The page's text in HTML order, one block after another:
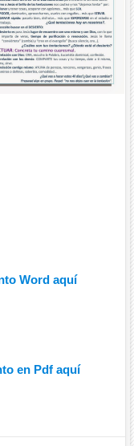
Word aquí
en Pdf aquí